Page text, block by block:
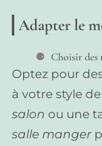
Adapter le
Choisir
Optez pour
à votre style
salon ou une
salle manger